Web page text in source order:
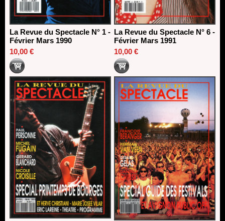
La Revue du Spectacle N° 1 -
Février Mars 1990
10,00 €
La Revue du Spectacle N° 6 -
Février Mars 1991
10,00 €